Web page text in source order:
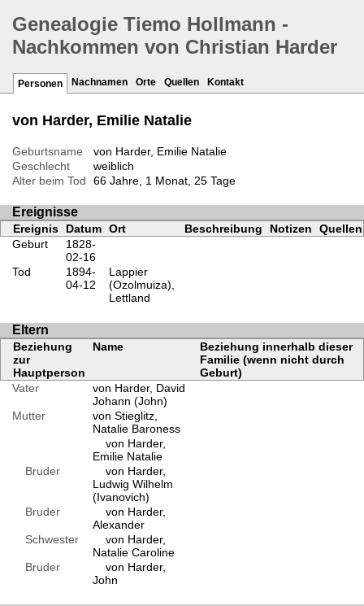
Genealogie Tiemo Hollmann -
Nachkommen von Christian Harder
Personen Nachnamen Orte Quellen Kontakt
von Harder, Emilie Natalie
Geburtsname
von Harder, Emilie Natalie
Geschlecht
weiblich
Alter beim Tod
66 Jahre, 1 Monat, 25 Tage
Ereignisse
Ereignis Datum Ort Beschreibung Notizen
Quellen
Geburt
1828-
02-16
Tod
1894-
04-12
Lappier
(Ozolmuiza),
Lettland
Eltern
Beziehung
zur
Hauptperson
Name
Beziehung innerhalb dieser
Familie (wenn nicht durch
Geburt)
Vater
von Harder, David
Johann (John)
Mutter
von Stieglitz,
Natalie Baroness
von Harder,
Emilie Natalie
Bruder
von Harder,
Ludwig Wilhelm
(Ivanovich)
Bruder
von Harder,
Alexander
Schwester
von Harder,
Natalie Caroline
Bruder
von Harder,
John